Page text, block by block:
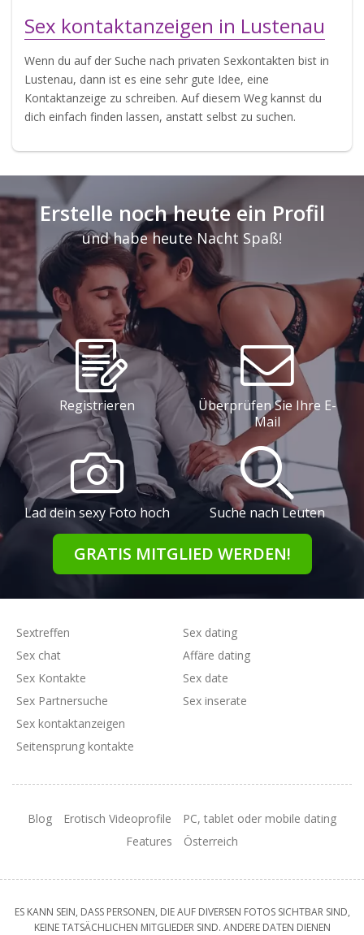
Sex kontaktanzeigen in Lustenau
Wenn du auf der Suche nach privaten Sexkontakten bist in
Lustenau, dann ist es eine sehr gute Idee, eine
Kontaktanzeige zu schreiben. Auf diesem Weg kannst du
dich einfach finden lassen, anstatt selbst zu suchen.
Erstelle noch heute ein Profil
und habe heute Nacht Spaß!
Registrieren
Überprüfen Sie Ihre E-
Mail
Lad dein sexy Foto hoch Suche nach Leuten
GRATIS MITGLIED WERDEN!
Sextreffen
Sex chat
Sex Kontakte
Sex dating
Affäre dating
Sex date
Sex Partnersuche
Sex kontaktanzeigen
Seitensprung kontakte
Sex inserate
Blog Erotisch Videoprofile
PC, tablet oder mobile dating
Features
Österreich
ES KANN SEIN, DASS PERSONEN, DIE AUF DIVERSEN FOTOS SICHTBAR SIND,
KEINE TATSÄCHLICHEN MITGLIEDER SIND. ANDERE DATEN DIENEN